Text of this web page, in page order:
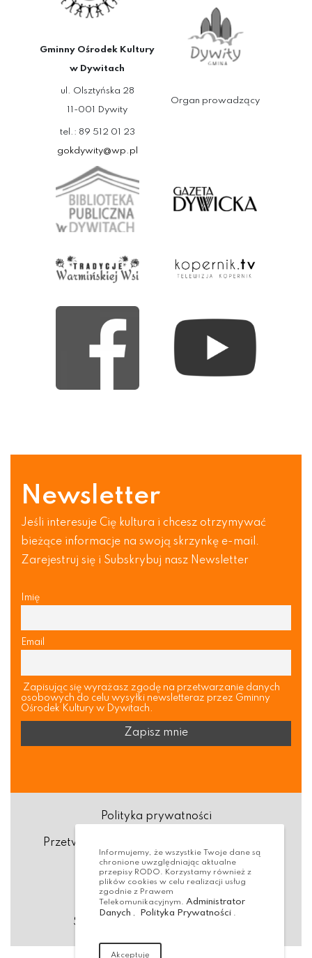
Gminny Ośrodek Kultury
w Dywitach
ul. Olsztyńska 28
11-001 Dywity
tel.: 89 512 01 23
gokdywity@wp.pl
Organ prowadzący
Newsletter
Jeśli interesuje Cię kultura i chcesz otrzymywać
bieżące informacje na swoją skrzynkę e-mail.
Zarejestruj się i Subskrybuj nasz Newsletter
Imię
Email
Zapisując się wyrażasz zgodę na przetwarzanie danych
osobowych do celu wysyłki newsletteraz przez Gminny
Ośrodek Kultury w Dywitach.
Polityka prywatności
Przetwarzanie danych osobowych (RODO)
Deklaracja dostępności
Dostępność Architektoniczna
Standardy ochrony małoletnich
Informujemy, że wszystkie Twoje dane są
chronione uwzględniając aktualne
przepisy RODO. Korzystamy również z
plików cookies w celu realizacji usług
zgodnie z Prawem
Telekomunikacyjnym. Administrator
Danych , Polityka Prywatności .
Akceptuję